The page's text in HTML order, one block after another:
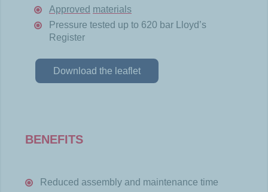
Approved materials
Pressure tested up to 620 bar Lloyd’s
Register
Download the leaflet
BENEFITS
Reduced assembly and maintenance time